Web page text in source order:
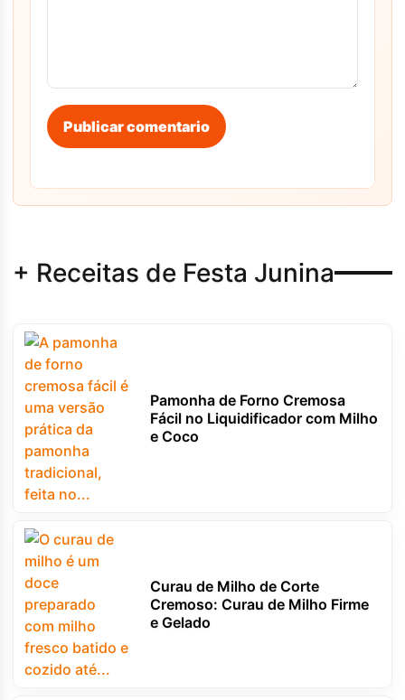
Publicar comentario
+ Receitas de Festa Junina
Pamonha de Forno Cremosa
Fácil no Liquidificador com Milho
e Coco
Curau de Milho de Corte
Cremoso: Curau de Milho Firme
e Gelado